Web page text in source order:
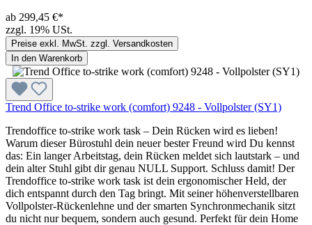
ab 299,45 €*
zzgl. 19% USt.
Preise exkl. MwSt. zzgl. Versandkosten
In den Warenkorb
Trend Office to-strike work (comfort) 9248 - Vollpolster (SY1)
Trendoffice to-strike work task – Dein Rücken wird es lieben!
Warum dieser Bürostuhl dein neuer bester Freund wird Du kennst
das: Ein langer Arbeitstag, dein Rücken meldet sich lautstark – und
dein alter Stuhl gibt dir genau NULL Support. Schluss damit! Der
Trendoffice to-strike work task ist dein ergonomischer Held, der
dich entspannt durch den Tag bringt. Mit seiner höhenverstellbaren
Vollpolster-Rückenlehne und der smarten Synchronmechanik sitzt
du nicht nur bequem, sondern auch gesund. Perfekt für dein Home